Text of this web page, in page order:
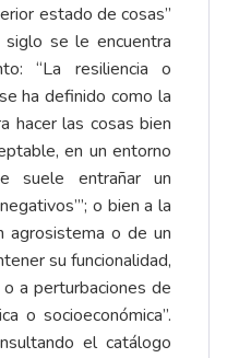
estado de cosas”
se le encuentra
“La resiliencia o
ha definido como la
hacer las cosas bien
en un entorno
suele entrañar un
o bien a la
agrosistema o de un
su funcionalidad,
a perturbaciones de
o socioeconómica”.
el catálogo